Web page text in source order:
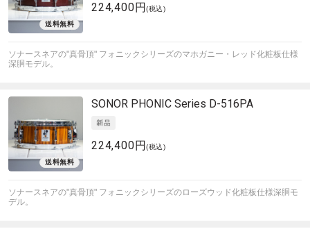
224,400円(税込)
ソナースネアの"真骨頂" フォニックシリーズのマホガニー・レッド化粧板仕様
深胴モデル。
SONOR PHONIC Series D-516PA
224,400円(税込)
ソナースネアの"真骨頂" フォニックシリーズのローズウッド化粧板仕様深胴モ
デル。